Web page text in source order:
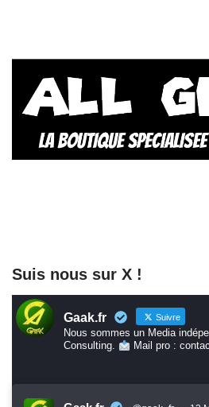
Suis nous sur X !
Gaak.fr Suivre
Nous sommes un Media
Consulting.
Mail pro :